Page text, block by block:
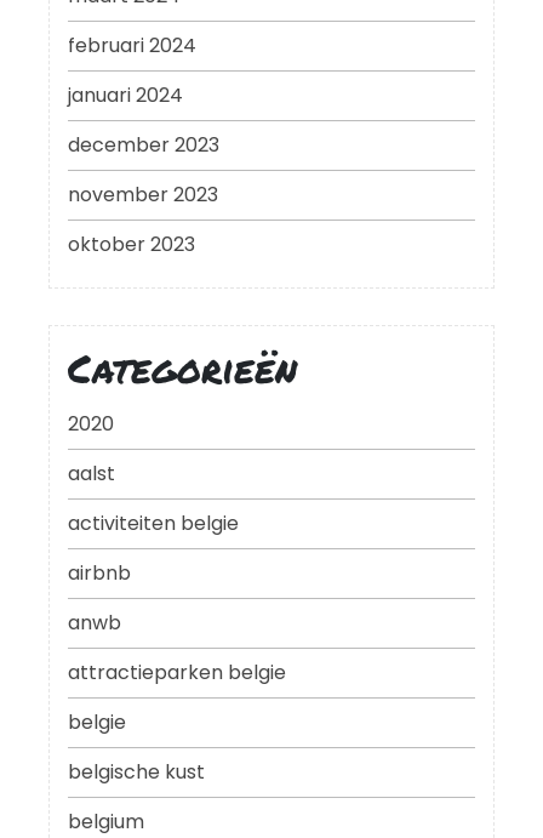
februari 2024
januari 2024
december 2023
november 2023
oktober 2023
Categorieën
2020
aalst
activiteiten belgie
airbnb
anwb
attractieparken belgie
belgie
belgische kust
belgium